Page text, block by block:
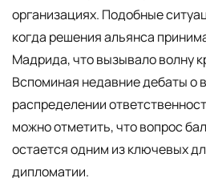
организациях. Подобные
когда решения альянса
Мадрида, что вызывало волну
Вспоминая недавние дебаты о
распределении
можно отметить, что вопрос
остается одним из ключевых
дипломатии.